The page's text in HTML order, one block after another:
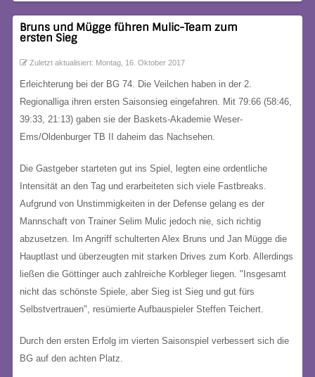
Bruns und Mügge führen Mulic-Team zum
ersten Sieg
Zuletzt aktualisiert: Montag, 16. Oktober 2017
Erleichterung bei der BG 74. Die Veilchen haben in der 2.
Regionalliga ihren ersten Saisonsieg eingefahren. Mit 79:66 (58:46,
39:33, 21:13) gaben sie der Baskets-Akademie Weser-
Ems/Oldenburger TB II daheim das Nachsehen.
Die Gastgeber starteten gut ins Spiel, legten eine ordentliche
Intensität an den Tag und erarbeiteten sich viele Fastbreaks.
Aufgrund von Unstimmigkeiten in der Defense gelang es der
Mannschaft von Trainer Selim Mulic jedoch nie, sich richtig
abzusetzen. Im Angriff schulterten Alex Bruns und Jan Mügge die
Hauptlast und überzeugten mit starken Drives zum Korb. Allerdings
ließen die Göttinger auch zahlreiche Korbleger liegen. "Insgesamt
nicht das schönste Spiele, aber Sieg ist Sieg und gut fürs
Selbstvertrauen", resümierte Aufbauspieler Steffen Teichert.
Durch den ersten Erfolg im vierten Saisonspiel verbessert sich die
BG auf den achten Platz.